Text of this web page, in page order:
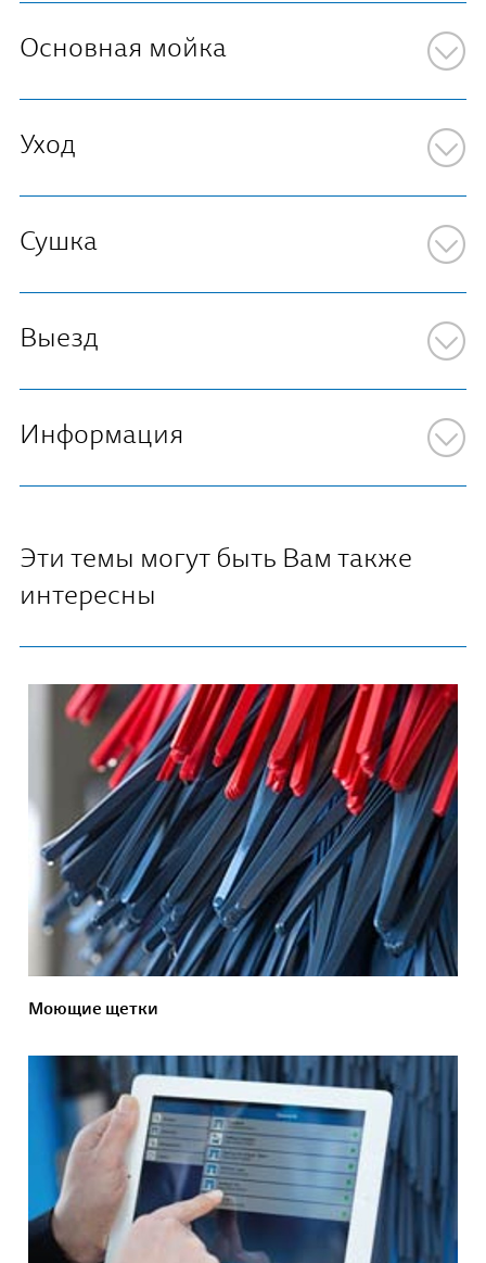
Основная мойка
Уход
Сушка
Выезд
Информация
Эти темы могут быть Вам также
интересны
Моющие щетки